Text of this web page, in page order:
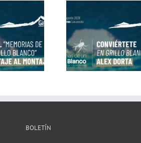
en Grillo
con Alex Dorta
Ponencias
Alejandro
BOLETÍN